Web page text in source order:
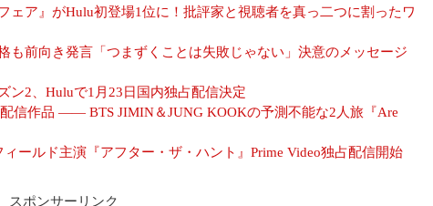
ェア』がHulu初登場1位に！批評家と視聴者を真っ二つに割ったワ
も前向き発言「つまずくことは失敗じゃない」決意のメッセージ
ン2、Huluで1月23日国内独占配信決定
信作品 ―― BTS JIMIN＆JUNG KOOKの予測不能な2人旅『Are
ールド主演『アフター・ザ・ハント』Prime Video独占配信開始
スポンサーリンク